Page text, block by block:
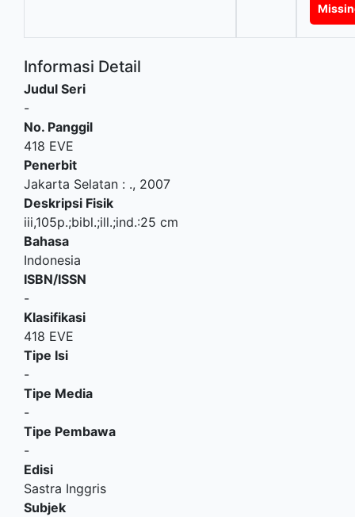
Informasi Detail
Judul Seri
-
No. Panggil
418 EVE
Penerbit
Jakarta Selatan : ., 2007
Deskripsi Fisik
iii,105p.;bibl.;ill.;ind.:25 cm
Bahasa
Indonesia
ISBN/ISSN
-
Klasifikasi
418 EVE
Tipe Isi
-
Tipe Media
-
Tipe Pembawa
-
Edisi
Sastra Inggris
Subjek